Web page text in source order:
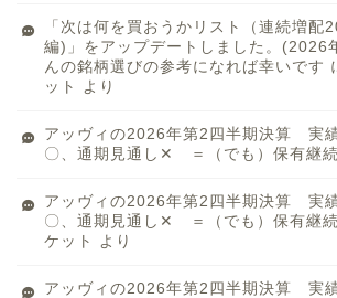
「次は何を買おうかリスト（連続増配
編)」をアップデートしました。(2026
んの銘柄選びの参考になれば幸いです
ット
より
アッヴィの2026年第2四半期決算 実
〇、通期見通し✕ ＝（でも）保有継続
アッヴィの2026年第2四半期決算 実
〇、通期見通し✕ ＝（でも）保有継続
ケット
より
アッヴィの2026年第2四半期決算 実